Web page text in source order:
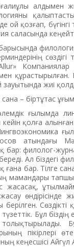
ой қозғап,
саласында
құрастырылған.
зауытында жиі
сана – біртұтас
ғылымда
кейін қолға
атындағы
бар: филолог-
Ал біздегі
ғана бар. Тілге
мамандары тапшы.
жасасақ,
өнді­рі­сінде
бе­ріл­ген.
Бұл
то­лық­тырылады.
пікір­лері
кеңесшісі Айгүл